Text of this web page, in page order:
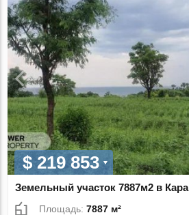
$ 219 853
Земельный участок 7887м2 в
Площадь:7887 м²